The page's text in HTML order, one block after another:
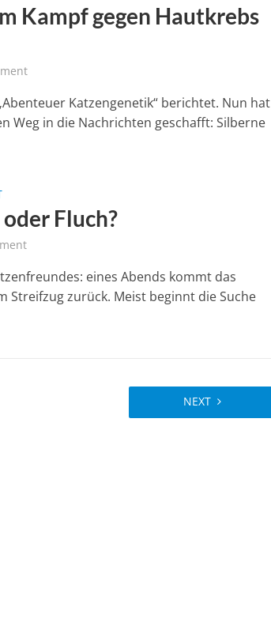
Kampf gegen Hautkrebs
Katzengenetik“ berichtet. Nun hat
Weg in die Nachrichten geschafft: Silberne
Fluch?
eines Abends kommt das
Streifzug zurück. Meist beginnt die Suche
NEXT